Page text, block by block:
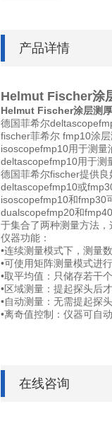
产品详情
Helmut Fischer涂
Helmut Fischer涂层测
德国菲希尔
fischer菲希尔 fmp10涂
isoscopefmp10用于测量
deltascopefmp10用于测
德国菲希尔fischer提供良
deltascopefmp10或
isoscopefmp10和fmp30
dualscopefmp20和
于集合了两种测量方法
仪器功能：
•连续测量模式下，测量
•可使用矩阵测量模式进
•取平均值：只储存若干
•区域测量：提起探头后
•自动测量：无需提起探
•离奇值控制：仪器可自
在线咨询